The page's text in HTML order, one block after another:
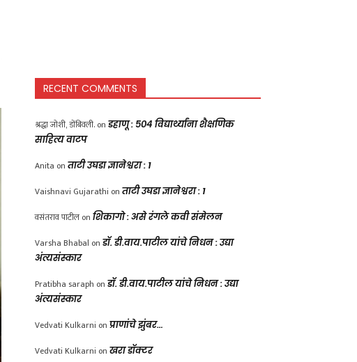
RECENT COMMENTS
श्रद्धा जोशी, डोंबिवली. on डहाणू : ५०४ विद्यार्थ्यांना शैक्षणिक
साहित्य वाटप
Anita on ताटी उघडा ज्ञानेश्वरा : 1
Vaishnavi Gujarathi on ताटी उघडा ज्ञानेश्वरा : 1
वसंतराव पाटील on शिकागो : असे रंगले कवी संमेलन
Varsha Bhabal on डॉ. डी.वाय.पाटील यांचे निधन : उद्या
अंत्यसंस्कार
Pratibha saraph on डॉ. डी.वाय.पाटील यांचे निधन : उद्या
अंत्यसंस्कार
Vedvati Kulkarni on प्राणांचे झुंबर…
Vedvati Kulkarni on खरा डॉक्टर